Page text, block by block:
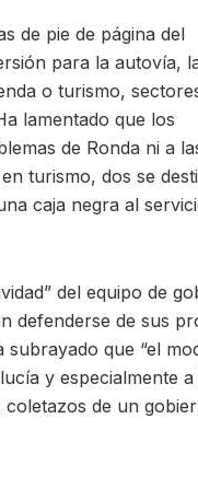
de pie de página del
para la autovía,
o turismo,
lamentado que los
de Ronda ni a
turismo, dos se
caja negra al
del equipo de
defenderse de sus
subrayado que “el
y especialmente a
coletazos de un